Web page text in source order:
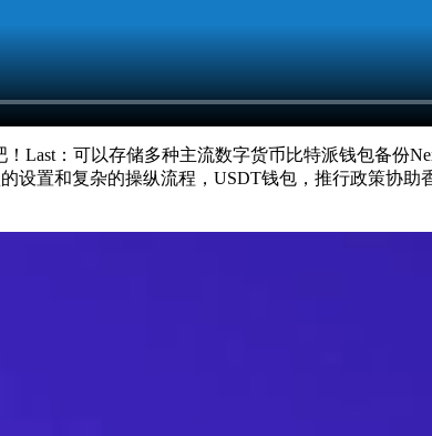
Last：可以存储多种主流数字货币比特派钱包备份
置和复杂的操纵流程，USDT钱包，推行政策协助